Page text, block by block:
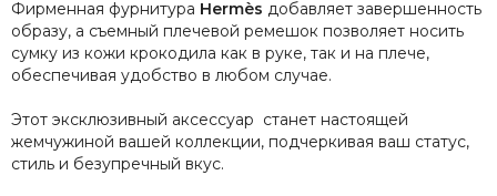
Фирменная фурнитура Hermès добавляет завершенность
образу, а съемный плечевой ремешок позволяет носить
сумку из кожи крокодила как в руке, так и на плече,
обеспечивая удобство в любом случае.
Этот эксклюзивный аксессуар станет настоящей
жемчужиной вашей коллекции, подчеркивая ваш статус,
стиль и безупречный вкус.